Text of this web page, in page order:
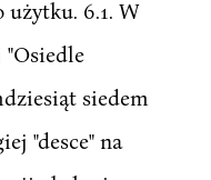
użytku. 6.1. W
"Osiedle
siedem
"desce" na